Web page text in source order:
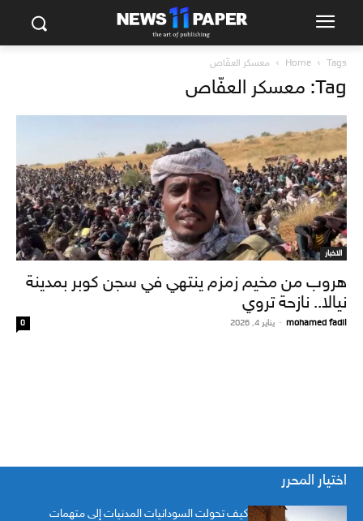
Home Tags معسكر العفّاص
Tag: معسكر العفّاص
الاخبار
هروب من مخيم زمزم ينتهي في سجن كوبر بمدينة
نيالا.. نازحة تروي
mohamed fadil
- يناير 4, 2026 0
اختيار المحرر
كيف تحولت السودانيات المدنيات إلى متهمات